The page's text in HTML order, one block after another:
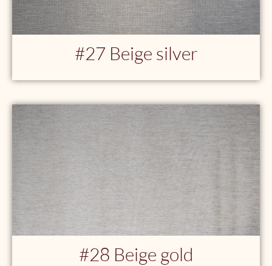
#27 Beige silver
#28 Beige gold